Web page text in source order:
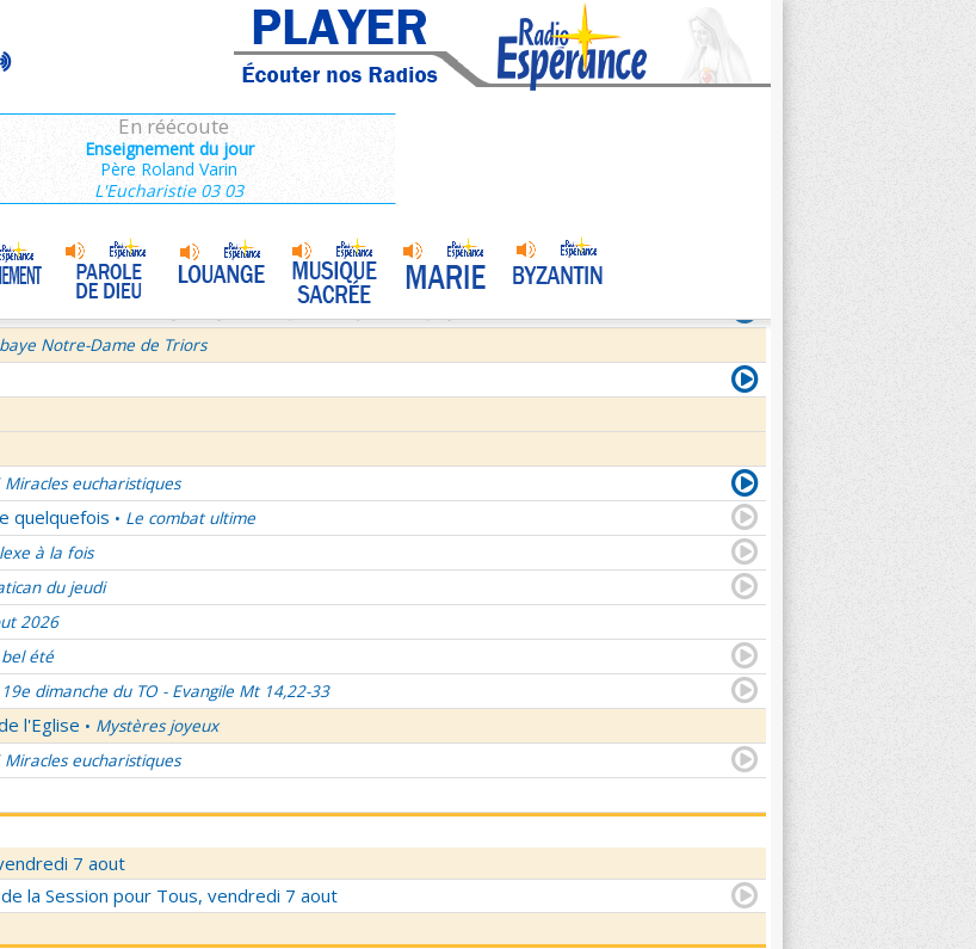
max
En réécoute
Enseignement du jour
Père Roland Varin
L'Eucharistie 03 03
de Sales 37/106
Ordinaire 6/7 - Vendredi + Saint Sixte II
Père Denis Mertz
05
afirmative et la théologie négative d'après Denys L'Aéropagite
Notre-Dame de Triors
eucharistiques
quelquefois • Le combat ultime
à la fois
du jeudi
2026
été
19e dimanche du TO - Evangile Mt 14,22-33
l'Eglise • Mystères joyeux
eucharistiques
7 aout
la Session pour Tous, vendredi 7 aout